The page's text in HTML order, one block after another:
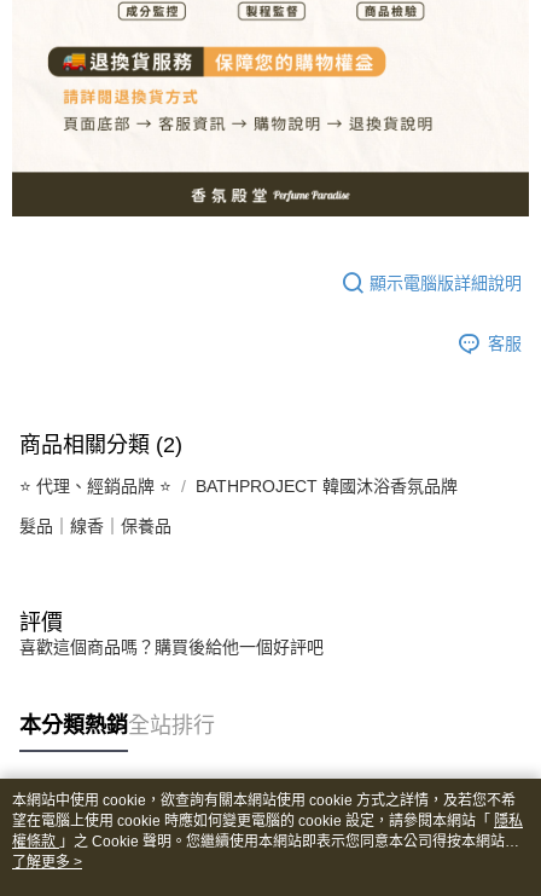
顯示電腦版詳細說明
客服
商品相關分類 (2)
⭐️ 代理、經銷品牌 ⭐️ BATHPROJECT 韓國沐浴香氛品牌
髮品｜線香｜保養品
評價
喜歡這個商品嗎？購買後給他一個好評吧
本分類熱銷全站排行
熱門標籤
本網站中使用 cookie，欲查詢有關本網站使用 cookie 方式之詳情，及若您不希
望在電腦上使用 cookie 時應如何變更電腦的 cookie 設定，請參閱本網站「 隱私
權條款 」之 Cookie 聲明。您繼續使用本網站即表示您同意本公司得按本網站使
用條款之 Cookie 聲明使用 cookie。
了解更多 >